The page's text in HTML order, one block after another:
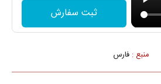
ثبت سفارش
منبع : فارس